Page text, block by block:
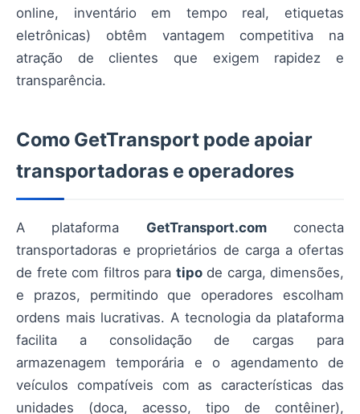
online, inventário em tempo real, etiquetas
eletrônicas) obtêm vantagem competitiva na
atração de clientes que exigem rapidez e
transparência.
Como GetTransport pode apoiar
transportadoras e operadores
A plataforma GetTransport.comconecta
transportadoras e proprietários de carga a ofertas
de frete com filtros para tipode carga, dimensões,
e prazos, permitindo que operadores escolham
ordens mais lucrativas. A tecnologia da plataforma
facilita a consolidação de cargas para
armazenagem temporária e o agendamento de
veículos compatíveis com as características das
unidades (doca, acesso, tipo de contêiner),